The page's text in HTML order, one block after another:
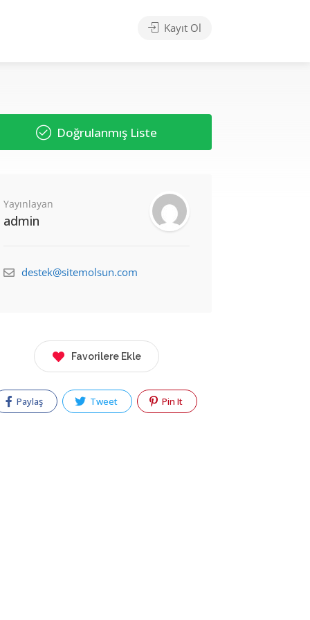
Kayıt Ol
Doğrulanmış Liste
Yayınlayan
admin
destek@sitemolsun.com
Favorilere Ekle
Paylaş Tweet Pin It